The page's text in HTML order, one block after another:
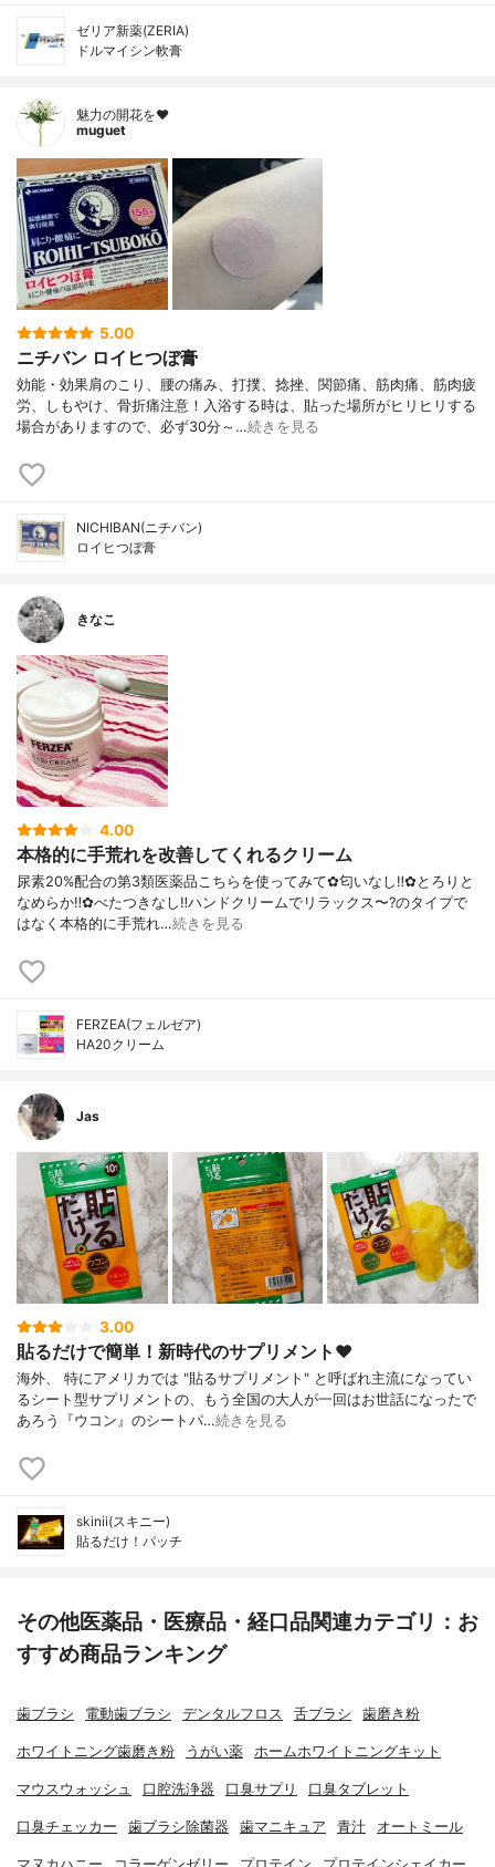
ゼリア新薬(ZERIA)
ドルマイシン軟膏
魅力の開花を❤︎
muguet
5.00
ニチバン ロイヒつぼ膏
効能・効果肩のこり、腰の痛み、打撲、捻挫、関節痛、筋肉痛、筋肉疲
労、しもやけ、骨折痛注意！入浴する時は、貼った場所がヒリヒリする
場合がありますので、必ず30分～…続きを見る
NICHIBAN(ニチバン)
ロイヒつぼ膏
きなこ
4.00
本格的に手荒れを改善してくれるクリーム
尿素20%配合の第3類医薬品こちらを使ってみて✿匂いなし‼︎✿とろりと
なめらか‼︎✿べたつきなし‼︎ハンドクリームでリラックス〜?のタイプで
はなく本格的に手荒れ…続きを見る
FERZEA(フェルゼア)
HA20クリーム
Jas
3.00
貼るだけで簡単！新時代のサプリメント♥
海外、 特にアメリカでは "貼るサプリメント" と呼ばれ主流になってい
るシート型サプリメントの、もう全国の大人が一回はお世話になったで
あろう『ウコン』のシートパ…続きを見る
skinii(スキニー)
貼るだけ！パッチ
その他医薬品・医療品・経口品関連カテゴリ：お
すすめ商品ランキング
歯ブラシ 電動歯ブラシ デンタルフロス 舌ブラシ 歯磨き粉
ホワイトニング歯磨き粉 うがい薬 ホームホワイトニングキット
マウスウォッシュ 口腔洗浄器 口臭サプリ 口臭タブレット
口臭チェッカー 歯ブラシ除菌器 歯マニキュア 青汁 オートミール